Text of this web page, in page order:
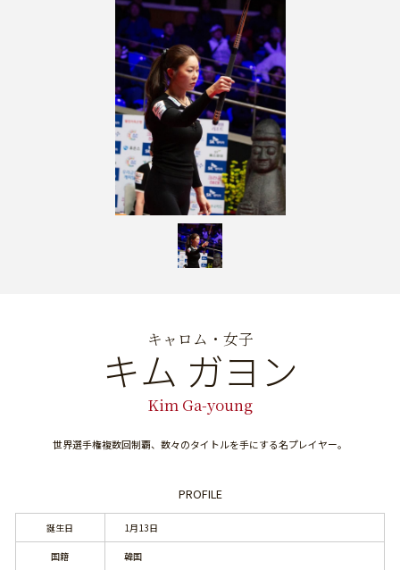
キャロム・女子
キム ガヨン
Kim Ga-young
世界選手権複数回制覇、数々のタイトルを手にする名プレイヤー。
PROFILE
誕生日 1月13日
国籍 韓国